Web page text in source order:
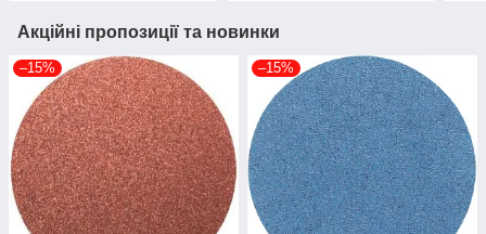
Акційні пропозиції та новинки
–15% –15%